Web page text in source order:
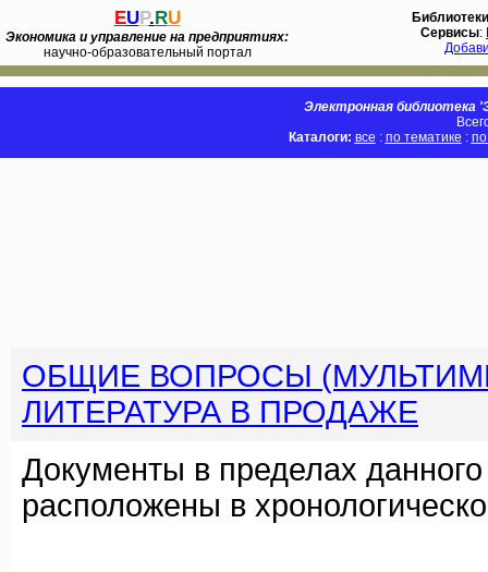
EUP.RU
Экономика и управление на предприятиях:
научно-образовательный портал
Библиотеки
Сервисы:
Электронная библиотека
Каталоги: все : по тематике :
ОБЩИЕ ВОПРОСЫ
ЛИТЕРАТУРА В ПРОДАЖЕ
Документы в пределах
расположены в